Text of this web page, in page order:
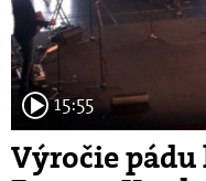
15:55
Výročie